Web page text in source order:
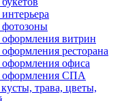
фотозоны
витрин
ресторана
офиса
оформления СПА
трава, цветы,